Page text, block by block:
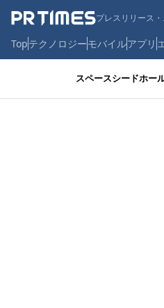
プレスリリース
Topテクノロジーモバイルアプリ
スペースシードホー